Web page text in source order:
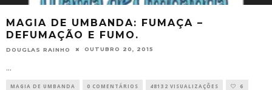
MAGIA DE UMBANDA: FUMAÇA –
DEFUMAÇÃO E FUMO.
DOUGLAS RAINHO OUTUBRO 20, 2015
...
MAGIA DE UMBANDA 0 COMENTÁRIOS 48132 VISUALIZAÇÕES 6